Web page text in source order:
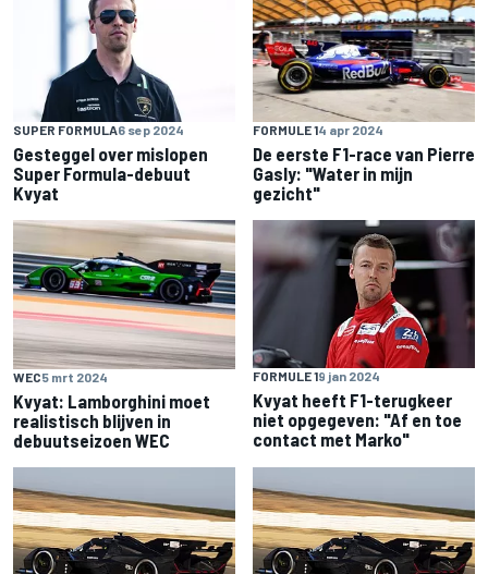
SUPER FORMULA6 sep 2024
Gesteggel over mislopen
Super Formula-debuut
Kvyat
FORMULE 14 apr 2024
De eerste F1-race van Pierre
Gasly: "Water in mijn
gezicht"
WEC5 mrt 2024
Kvyat: Lamborghini moet
realistisch blijven in
debuutseizoen WEC
FORMULE 19 jan 2024
Kvyat heeft F1-terugkeer
niet opgegeven: "Af en toe
contact met Marko"